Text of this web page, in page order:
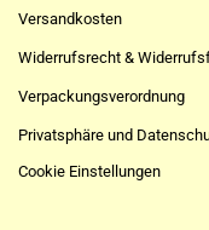
Versandkosten
Widerrufsrecht &
Verpackungsverordnung
Privatsphäre und
Cookie Einstellungen